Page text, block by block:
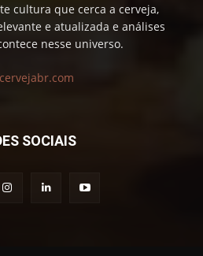
cultura que cerca a cerveja,
e atualizada e análises
nesse universo.
SOCIAIS